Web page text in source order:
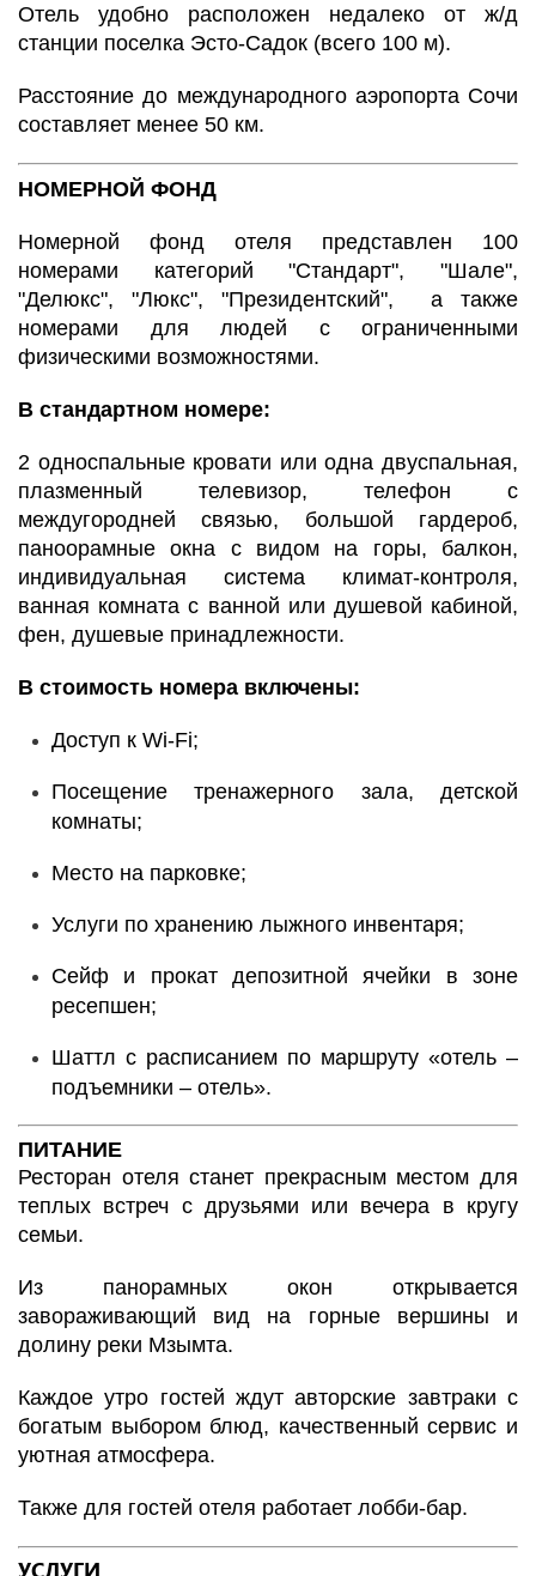
Отель удобно расположен недалеко от ж/д
станции поселка Эсто-Садок (всего 100 м).
Расстояние до международного аэропорта Сочи
составляет менее 50 км.
НОМЕРНОЙ ФОНД
Номерной фонд отеля представлен 100
номерами категорий "Стандарт", "Шале",
"Делюкс", "Люкс", "Президентский", а также
номерами для людей с ограниченными
физическими возможностями.
В стандартном номере:
2 односпальные кровати или одна двуспальная,
плазменный телевизор,
телефон с
междугородней связью,
большой гардероб,
паноорамные окна с видом на горы, балкон,
индивидуальная система климат-контроля,
ванная комната с ванной или душевой кабиной,
фен, душевые принадлежности.
В стоимость номера включены:
Доступ к Wi-Fi;
Посещение тренажерного зала, детской
комнаты;
Место на парковке;
Услуги по хранению лыжного инвентаря;
Сейф и прокат депозитной ячейки в зоне
ресепшен;
Шаттл с расписанием по маршруту «отель –
подъемники – отель».
ПИТАНИЕ
Ресторан отеля станет прекрасным местом для
теплых встреч с друзьями или вечера в кругу
семьи.
Из панорамных окон открывается
завораживающий вид на горные вершины и
долину реки Мзымта.
Каждое утро гостей ждут авторские завтраки с
богатым выбором блюд, качественный сервис и
уютная атмосфера.
Также для гостей отеля работает лобби-бар.
УСЛУГИ